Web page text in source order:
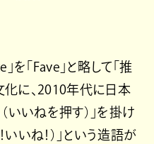
を「Fave」と略して「推
化に、2010年代に日本
いいねを押す）」を掛け
いね！）」という造語が